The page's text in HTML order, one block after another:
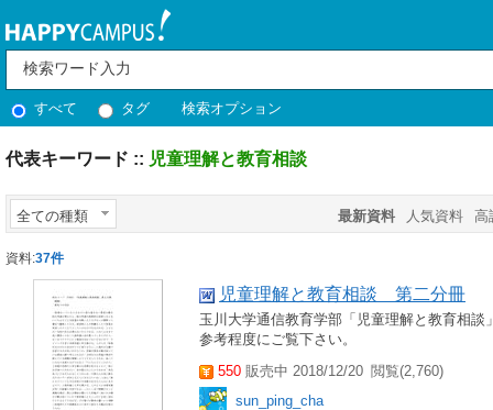
すべて タグ 検索オプション
代表キーワード :: 児童理解と教育相談
全ての種類 最新資料 人気資料 高
資料:37件
児童理解と教育相談 第二分冊
玉川大学通信教育学部「児童理解と教育相
参考程度にご覧下さい。
550 販売中 2018/12/20 閲覧(2,760)
sun_ping_cha